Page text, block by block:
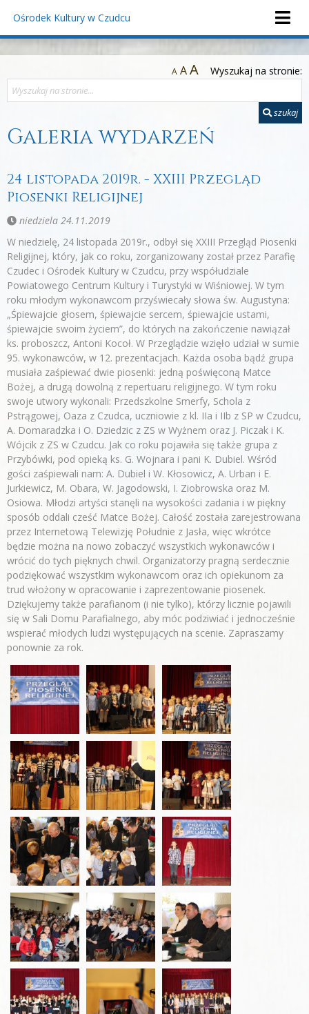
Ośrodek Kultury w Czudcu
A AA Wyszukaj na stronie:
szukaj
Galeria wydarzeń
24 listopada 2019r. - XXIII Przegląd
Piosenki Religijnej
niedziela 24.11.2019
W niedzielę, 24 listopada 2019r., odbył się XXIII Przegląd Piosenki
Religijnej, który, jak co roku, zorganizowany został przez Parafię
Czudec i Ośrodek Kultury w Czudcu, przy współudziale
Powiatowego Centrum Kultury i Turystyki w Wiśniowej. W tym
roku młodym wykonawcom przyświecały słowa św. Augustyna:
„Śpiewajcie głosem, śpiewajcie sercem, śpiewajcie ustami,
śpiewajcie swoim życiem”, do których na zakończenie nawiązał
ks. proboszcz, Antoni Kocoł. W Przeglądzie wzięło udział w sumie
95. wykonawców, w 12. prezentacjach. Każda osoba bądź grupa
musiała zaśpiewać dwie piosenki: jedną poświęconą Matce
Bożej, a drugą dowolną z repertuaru religijnego. W tym roku
swoje utwory wykonali: Przedszkolne Smerfy, Schola z
Pstrągowej, Oaza z Czudca, uczniowie z kl. IIa i IIb z SP w Czudcu,
A. Domaradzka i O. Dziedzic z ZS w Wyżnem oraz J. Piczak i K.
Wójcik z ZS w Czudcu. Jak co roku pojawiła się także grupa z
Przybówki, pod opieką ks. G. Wojnara i pani K. Dubiel. Wśród
gości zaśpiewali nam: A. Dubiel i W. Kłosowicz, A. Urban i E.
Jurkiewicz, M. Obara, W. Jagodowski, I. Ziobrowska oraz M.
Osiowa. Młodzi artyści stanęli na wysokości zadania i w piękny
sposób oddali cześć Matce Bożej. Całość została zarejestrowana
przez Internetową Telewizję Południe z Jasła, więc wkrótce
będzie można na nowo zobaczyć wszystkich wykonawców i
wrócić do tych pięknych chwil. Organizatorzy pragną serdecznie
podziękować wszystkim wykonawcom oraz ich opiekunom za
trud włożony w opracowanie i zaprezentowanie piosenek.
Dziękujemy także parafianom (i nie tylko), którzy licznie pojawili
się w Sali Domu Parafialnego, aby móc podziwiać i jednocześnie
wspierać młodych ludzi występujących na scenie. Zapraszamy
ponownie za rok.